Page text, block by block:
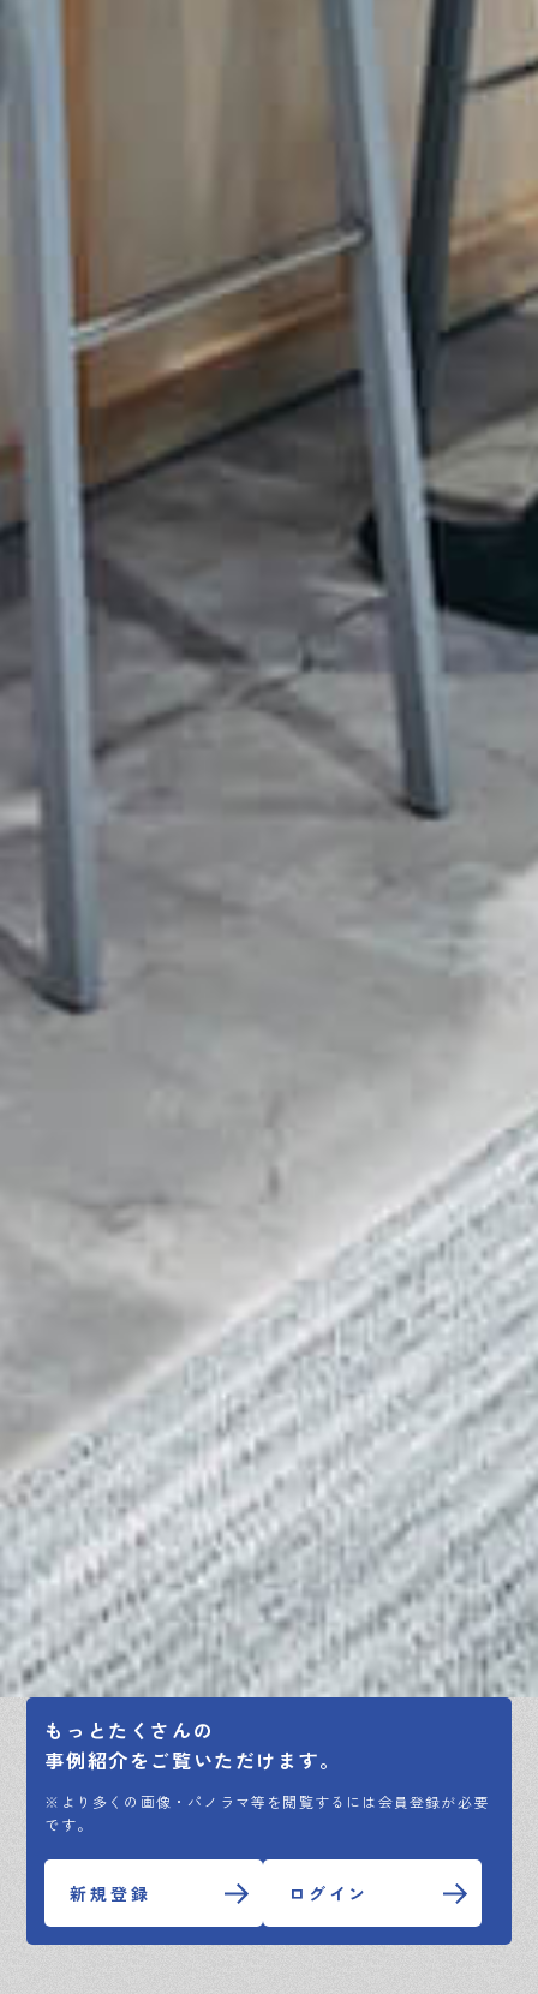
もっとたくさんの
事例紹介をご覧いただけます。
※より多くの画像・パノラマ等を閲覧するには会員登録が必要
です。
新規登録 ログイン